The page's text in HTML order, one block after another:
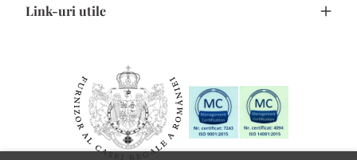
Confidentialitate
Program de fidelizare
Cum cumpar
Informatii despre livrare
Politica de returnare
Link-uri utile
A.N.P.C. - SAL